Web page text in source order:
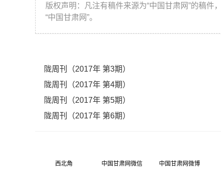
版权声明：凡注有稿件来源为“中国甘肃网”的稿
“中国甘肃网”。
陇周刊（2017年 第3期）
陇周刊（2017年 第4期）
陇周刊（2017年 第5期）
陇周刊（2017年 第6期）
西北角 中国甘肃网微信 中国甘肃网微博